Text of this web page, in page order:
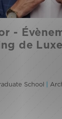
-
de Luxe
School |